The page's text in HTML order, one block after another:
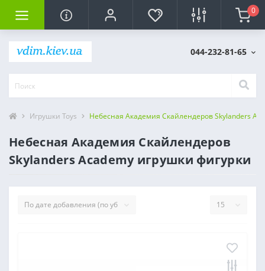
0
044-232-81-65
Игрушки Toys Небесная Академия Скайлендеров Skylanders
Небесная Академия Скайлендеров
Skylanders Academy игрушки фигурки